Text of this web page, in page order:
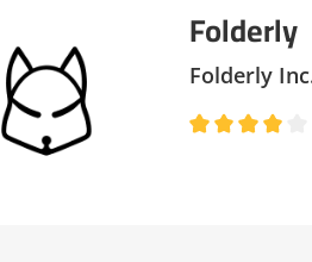
Folderly
Folderly